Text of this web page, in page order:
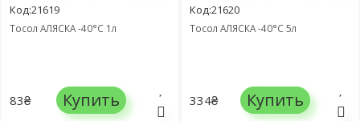
Код:21619
Тосол АЛЯСКА -40°C 1л
83₴ Купить
Код:21620
Тосол АЛЯСКА -40°C 5л
334₴ Купить